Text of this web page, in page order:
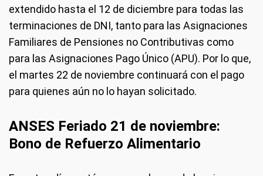
extendido hasta el 12 de diciembre para todas las
terminaciones de DNI, tanto para las Asignaciones
Familiares de Pensiones no Contributivas como
para las Asignaciones Pago Único (APU). Por lo que,
el martes 22 de noviembre continuará con el pago
para quienes aún no lo hayan solicitado.
ANSES Feriado 21 de noviembre:
Bono de Refuerzo Alimentario